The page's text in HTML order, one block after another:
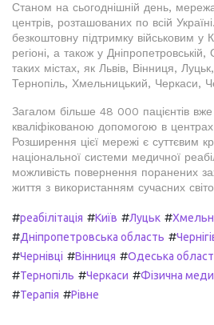
Станом на сьогоднішній день,
центрів, розташованих по всій
безкоштовну підтримку військовим у
регіоні, а також у
таких містах, як Львів, Вінниця,
Тернопіль, Хмельницький, Черкаси,
Загалом більше 48 000 пацієнтів
кваліфікованою допомогою в
Розширення цієї мережі є суттєвим
національної системи медичної
можливість повернення поранених
життя з використанням сучасних
#реабілітація #Київ #Луцьк #
#Дніпропетровська область #
#Чернівці #Вінниця #Одеська
#Тернопіль #Черкаси #Фізична
#Терапія #Рівне